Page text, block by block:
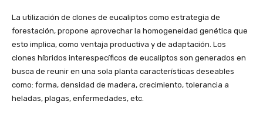
La utilización de clones de eucaliptos como estrategia de
forestación, propone aprovechar la homogeneidad genética que
esto implica, como ventaja productiva y de adaptación. Los
clones híbridos interespecíficos de eucaliptos son generados en
busca de reunir en una sola planta características deseables
como: forma, densidad de madera, crecimiento, tolerancia a
heladas, plagas, enfermedades, etc.